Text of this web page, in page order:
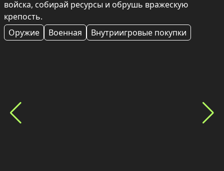
войска, собирай ресурсы и обрушь вражескую
крепость.
Оружие
Военная Внутриигровые покупки